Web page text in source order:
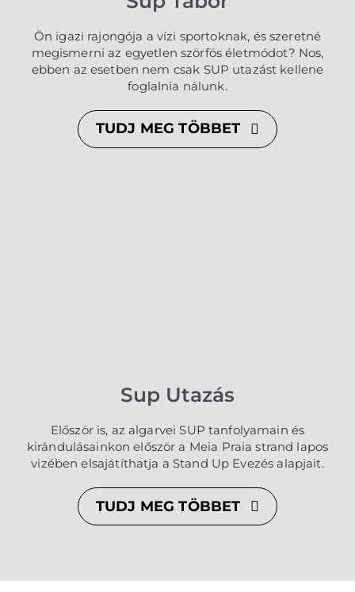
Ön igazi rajongója a vízi sportoknak, és szeretné
megismerni az egyetlen szörfös életmódot? Nos,
ebben az esetben nem csak SUP utazást kellene
foglalnia nálunk.
TUDJ MEG TÖBBET
Sup Utazás
Először is, az algarvei SUP tanfolyamain és
kirándulásainkon először a Meia Praia strand lapos
vizében elsajátíthatja a Stand Up Evezés alapjait.
TUDJ MEG TÖBBET